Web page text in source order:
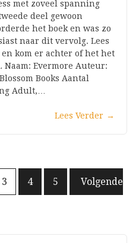
met zoveel spanning
deel gewoon
het boek en was zo
naar dit vervolg. Lees
kom er achter of het het
Naam: Evermore Auteur:
Books Aantal
Adult,…
Lees Verder →
3 4 5
Volgende